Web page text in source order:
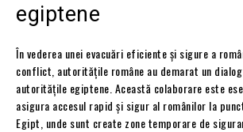
egiptene
În vederea unei evacuări eficiente și sigure a
conflict, autoritățile române au demarat un
autoritățile egiptene. Această colaborare este
asigura accesul rapid și sigur al românilor la
Egipt, unde sunt create zone temporare de